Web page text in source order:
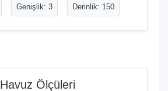
Genişlik: 3 Derinlik: 150
Havuz Ölçüleri